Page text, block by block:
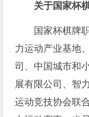
关于国家杯
国家杯棋牌
力运动产业基地
司、中国城市和
展有限公司、智
运动竞技协会联